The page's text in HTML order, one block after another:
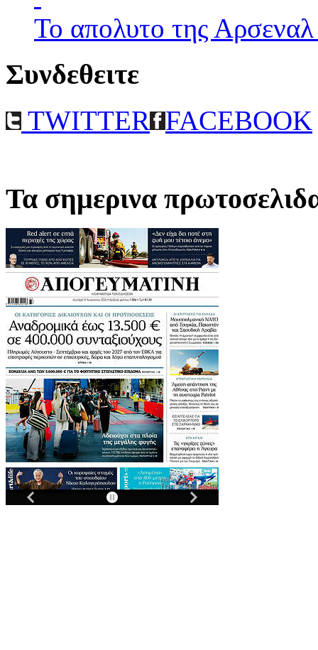
Το απολυτο της
Συνδεθειτε
TWITTER FACEBOOK
Τα σημερινα